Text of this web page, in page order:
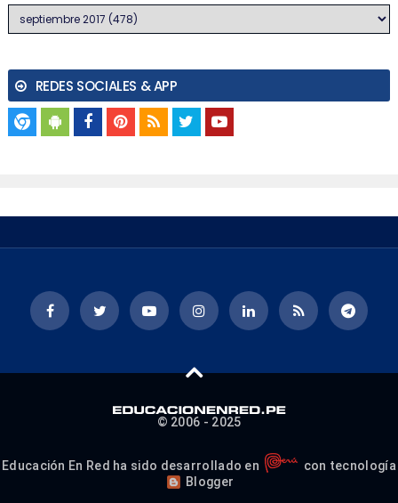
REDES SOCIALES & APP
© 2006 - 2025
Educación En Red ha sido desarrollado en
con tecnología
Blogger